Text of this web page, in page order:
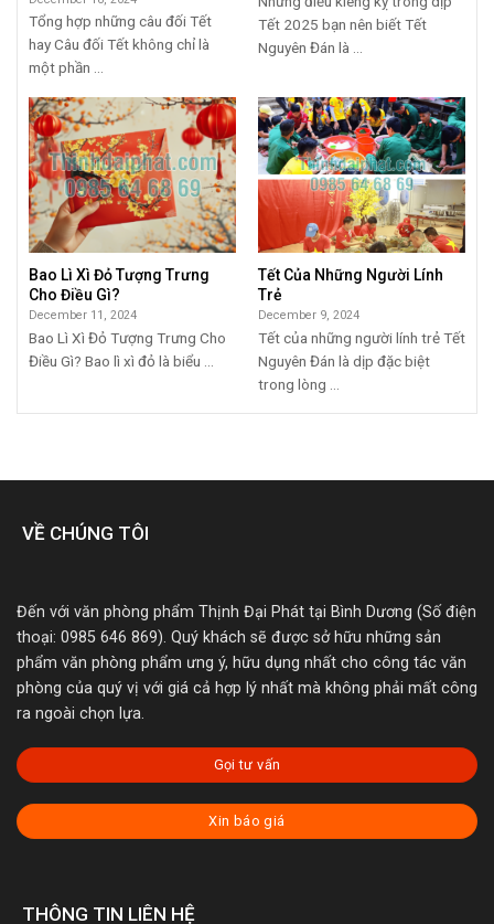
Tổng hợp những câu đối Tết
hay Câu đối Tết không chỉ là
một phần ...
Tết 2025 bạn nên biết Tết
Nguyên Đán là ...
Bao Lì Xì Đỏ Tượng Trưng
Cho Điều Gì?
December 11, 2024
Bao Lì Xì Đỏ Tượng Trưng Cho
Điều Gì? Bao lì xì đỏ là biểu ...
Tết Của Những Người Lính
Trẻ
December 9, 2024
Tết của những người lính trẻ Tết
Nguyên Đán là dịp đặc biệt
trong lòng ...
VỀ CHÚNG TÔI
Đến với văn phòng phẩm Thịnh Đại Phát tại Bình Dương (Số điện
thoại: 0985 646 869). Quý khách sẽ được sở hữu những sản
phẩm văn phòng phẩm ưng ý, hữu dụng nhất cho công tác văn
phòng của quý vị với giá cả hợp lý nhất mà không phải mất công
ra ngoài chọn lựa.
Gọi tư vấn
Xin báo giá
THÔNG TIN LIÊN HỆ